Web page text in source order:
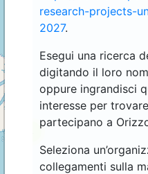
research-projects-
2027.
Esegui una ricerca
digitando il loro
oppure ingrandisci
interesse per
partecipano a
Seleziona
collegamenti sulla